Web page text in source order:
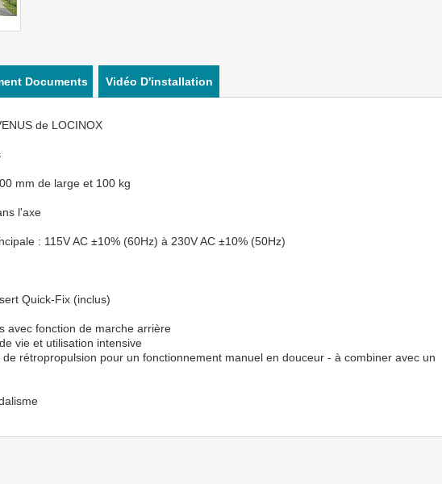
Documents Vidéo D'installation
de LOCINOX
mm de large et 100 kg
l'axe
: 115V AC ±10% (60Hz) à 230V AC ±10% (50Hz)
Quick-Fix (inclus)
avec fonction de marche arrière
vie et utilisation intensive
rétropropulsion pour un fonctionnement manuel en douceur - à combiner avec un